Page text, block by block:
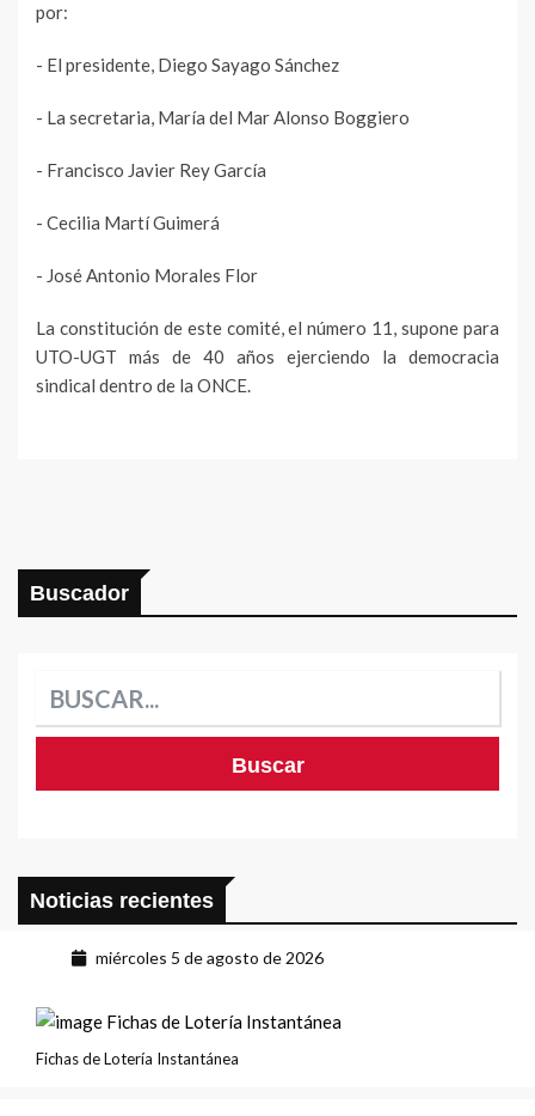
por:
- El presidente, Diego Sayago Sánchez
- La secretaria, María del Mar Alonso Boggiero
- Francisco Javier Rey García
- Cecilia Martí Guimerá
- José Antonio Morales Flor
La constitución de este comité, el número 11, supone para
UTO-UGT más de 40 años ejerciendo la democracia
sindical dentro de la ONCE.
Buscador
Noticias recientes
miércoles 5 de agosto de 2026
Fichas de Lotería Instantánea